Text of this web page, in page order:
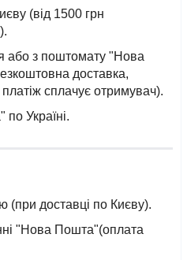
(від 1500 грн
або з поштомату "Нова
доставка,
сплачує отримувач).
Україні.
(при доставці по Києву).
"Нова Пошта"(оплата